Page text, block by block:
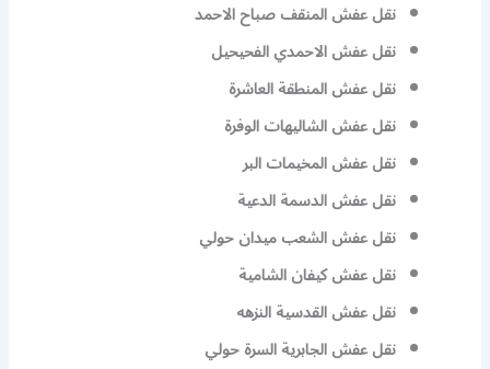
نقل عفش المنقف صباح الاحمد
نقل عفش الاحمدي الفحيحيل
نقل عفش المنطقة العاشرة
نقل عفش الشاليهات الوفرة
نقل عفش المخيمات البر
نقل عفش الدسمة الدعية
نقل عفش الشعب ميدان حولي
نقل عفش كيفان الشامية
نقل عفش القدسية النزهه
نقل عفش الجابرية السرة حولي